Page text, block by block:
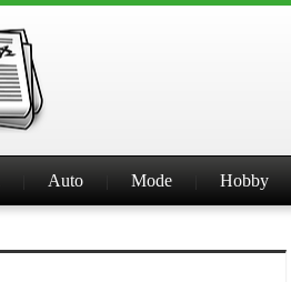
Auto Mode Hobby